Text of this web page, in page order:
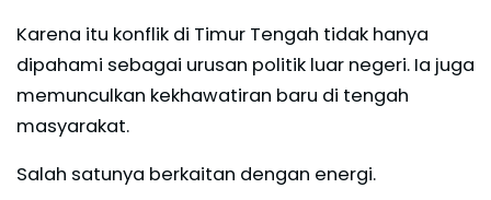
Karena itu konflik di Timur Tengah tidak hanya
dipahami sebagai urusan politik luar negeri. Ia juga
memunculkan kekhawatiran baru di tengah
masyarakat.
Salah satunya berkaitan dengan energi.